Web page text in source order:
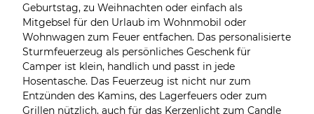
Geburtstag, zu Weihnachten oder einfach als
Mitgebsel für den Urlaub im Wohnmobil oder
Wohnwagen zum Feuer entfachen. Das personalisierte
Sturmfeuerzeug als persönliches Geschenk für
Camper ist klein, handlich und passt in jede
Hosentasche. Das Feuerzeug ist nicht nur zum
Entzünden des Kamins, des Lagerfeuers oder zum
Grillen nützlich, auch für das Kerzenlicht zum Candle